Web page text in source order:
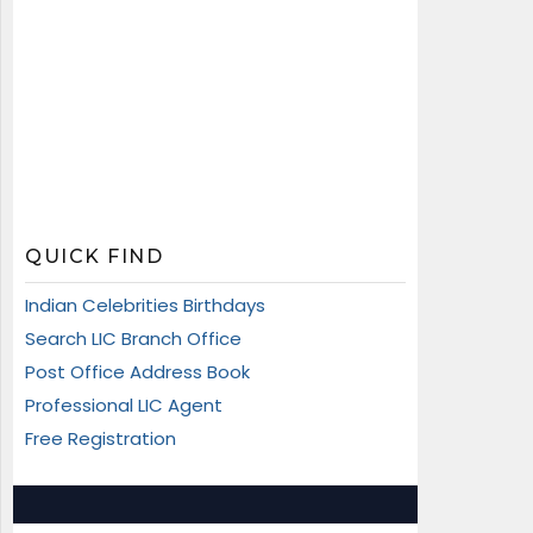
QUICK FIND
Indian Celebrities Birthdays
Search LIC Branch Office
Post Office Address Book
Professional LIC Agent
Free Registration